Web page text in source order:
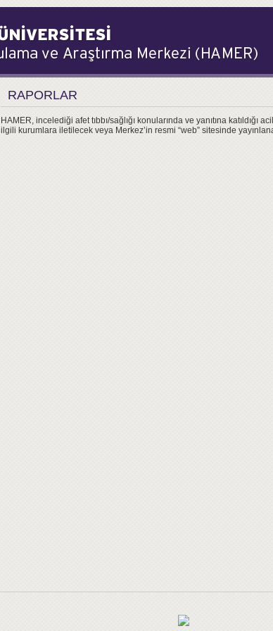
RAPORLAR
HAMER, incelediği afet tıbbı/sağlığı konularında ve yanıtına
ilgili kurumlara iletilecek veya Merkez’in resmi “web” sitesinde